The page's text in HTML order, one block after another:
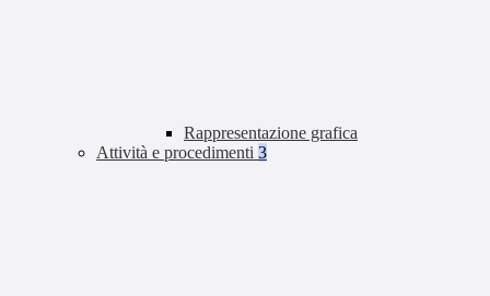
Rappresentazione grafica
Attività e procedimenti 3